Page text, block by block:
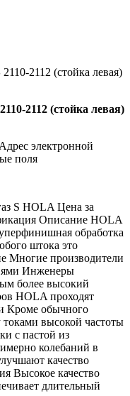
2112 (стойка левая)
электронной
поля
S HOLA Цена за
Описание HOLA
обработка
штока это
Многие производители
Инженеры
более высокий
HOLA проходят
Кроме обычного
высокой частоты
с пастой из
колебаний в
качество
Высокое качество
длительный